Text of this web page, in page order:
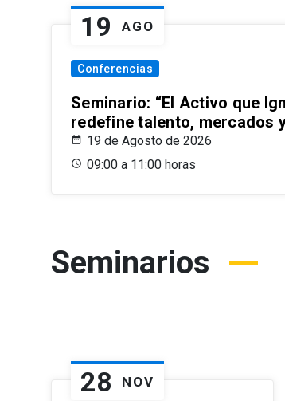
19 AGO
Conferencias
Seminario: “El Activo que
redefine talento, mercados
19 de Agosto de 2026
09:00 a 11:00 horas
Seminarios
28 NOV